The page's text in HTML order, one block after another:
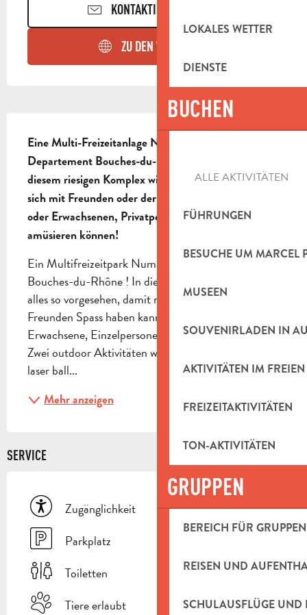
LOKALES WETTER
DIENSTE
BUCHEN
ALLE AKTIVITÄTEN
FÜHRUNGEN
BESUCHE UM MARCEL
MUSEEN
SOUVENIRLADEN IN
AKTIVITÄTEN IM FREIEN
FREIZEITAKTIVITÄTEN
TON-AKTIVITÄTEN
GRUPPEN
BEREICH FÜR GRUPPEN
REISEN UND
SCHULAUSFLÜGE UND
KONTAKTIEREN SIE UNS
ZU DEN WEBSEITEN
Eine Multi-Freizeitanlage Nummer 1, die sich im
Departement Bouches-du-Rhône befindet! In
diesem riesigen Komplex wird alles getan, damit Sie
sich mit Freunden oder der Familie, mit Kindern
oder Erwachsenen, Privatpersonen oder Profis
amüsieren können!
Ein Multifreizeitpark Nummer 1 im Departement
Bouches-du-Rhône ! In diesem riesigen Komplex ist
alles so vorgesehen, damit man mit der Familie oder
Freunden Spass haben kann, Kinder unter sich,
Erwachsene, Einzelpersonen oder Fachpersonal !
Zwei outdoor Aktivitäten werden angeboten : der
laser ball...
Mehr anzeigen
SERVICE
Zugänglichkeit
Parkplatz
Toiletten
Tiere erlaubt